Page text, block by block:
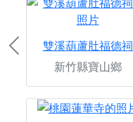
雙溪葫蘆肚福德祠
新竹縣寶山鄉
Previous